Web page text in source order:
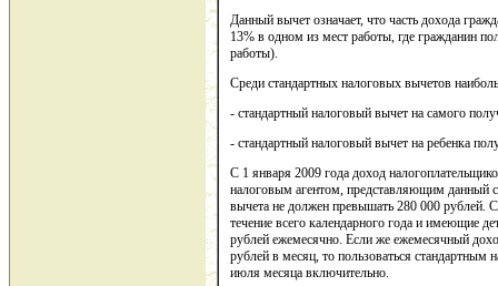
Данный вычет означает, что часть дохода
13% в одном из мест работы, где гражданин
работы).
Среди стандартных налоговых вычетов
- стандартный налоговый вычет на самого
- стандартный налоговый вычет на ребенка
С 1 января 2009 года доход
налоговым агентом, представляющим данный
вычета не должен превышать 280 000 рублей.
течение всего календарного года и имеющие
рублей ежемесячно. Если же ежемесячный
рублей в месяц, то пользоваться
июля месяца включительно.